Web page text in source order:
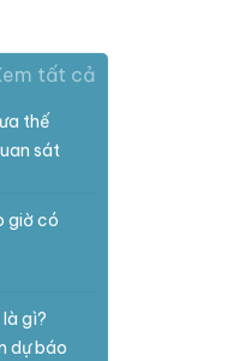
tất cả
thế
sát
giờ có
gì?
dự báo